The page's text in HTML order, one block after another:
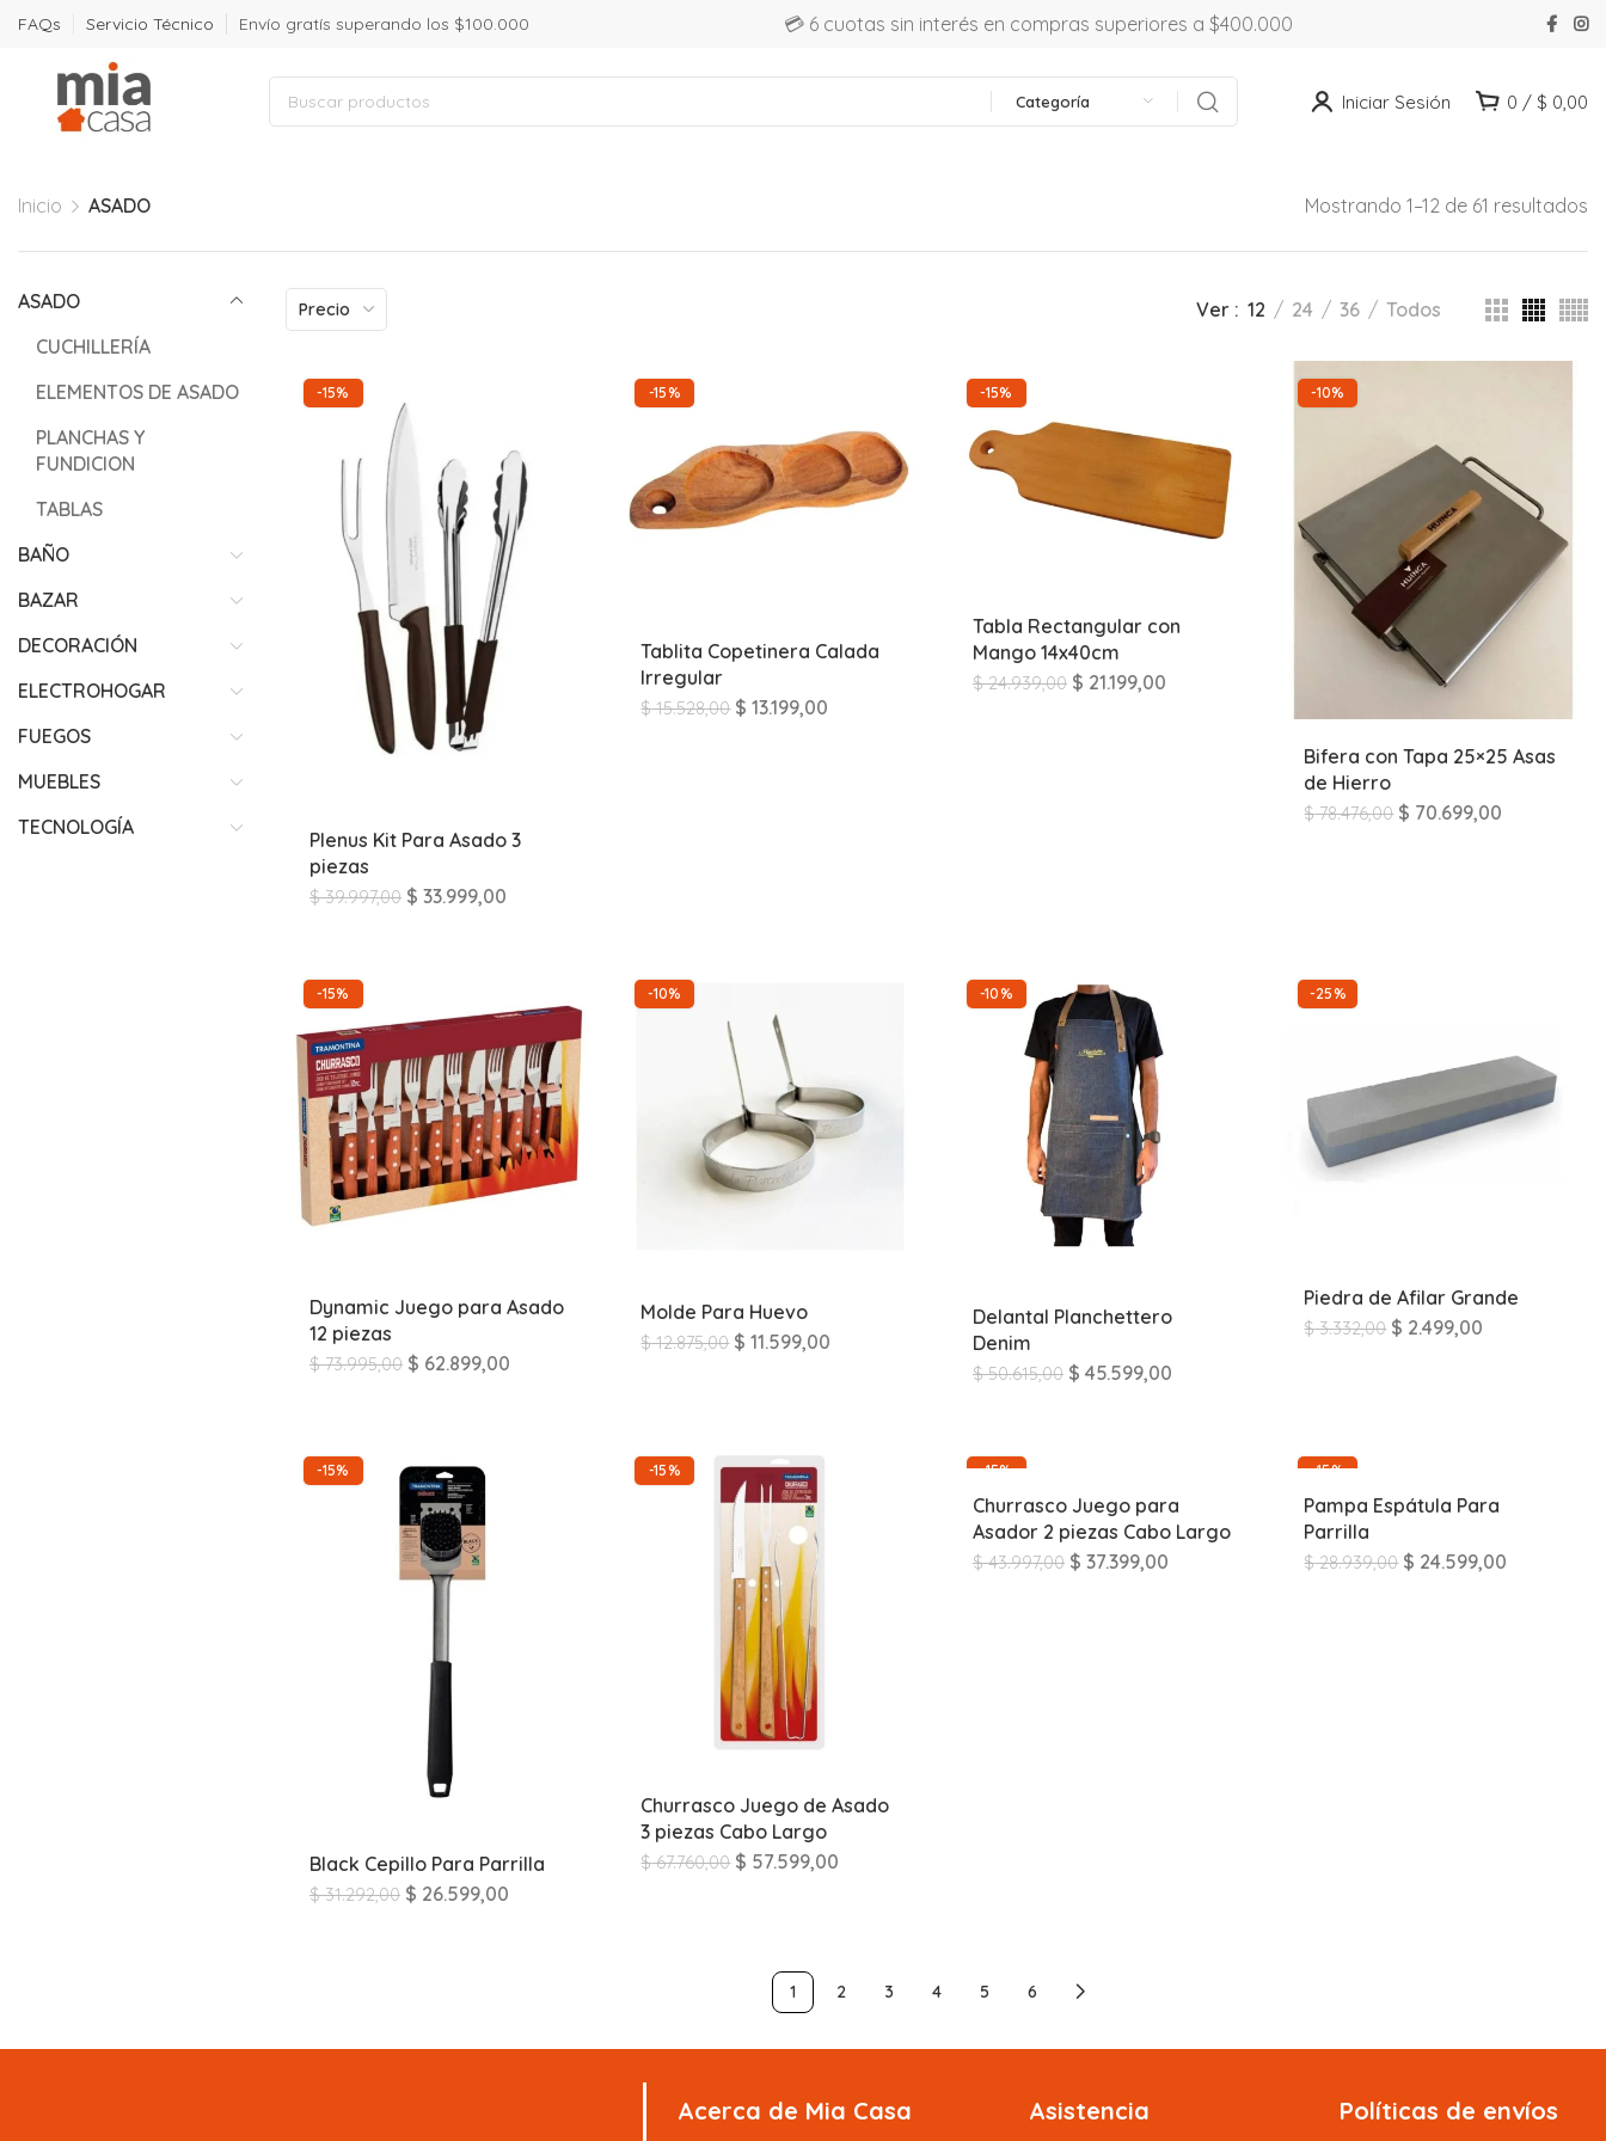
FAQs Servicio Técnico Envío gratís superando los $100.000 💳 6 cuotas sin interés en compras superiores a $400.000
Categoría Iniciar Sesión 0 / $ 0,00
Inicio ASADO Mostrando 1–12 de 61 resultados
ASADO
CUCHILLERÍA
ELEMENTOS DE ASADO
PLANCHAS Y
FUNDICION
TABLAS
BAÑO
BAZAR
DECORACIÓN
ELECTROHOGAR
FUEGOS
MUEBLES
TECNOLOGÍA
Precio Ver 12 24 36 Todos
-15%
Plenus Kit Para Asado 3
piezas
$39.997,00 $ 33.999,00
-15%
Tablita Copetinera Calada
Irregular
$15.528,00 $ 13.199,00
-15%
Tabla Rectangular con
Mango 14x40cm
$24.939,00 $ 21.199,00
-10%
Bifera con Tapa 25×25 Asas
de Hierro
$78.476,00 $ 70.699,00
-15%
Dynamic Juego para Asado
12 piezas
$73.995,00 $ 62.899,00
-10%
Molde Para Huevo
$12.875,00 $ 11.599,00
-10%
Delantal Planchettero
Denim
$50.615,00 $ 45.599,00
-25%
Piedra de Afilar Grande
$3.332,00 $ 2.499,00
-15%
Black Cepillo Para Parrilla
$31.292,00 $ 26.599,00
-15%
Churrasco Juego de Asado
3 piezas Cabo Largo
$67.760,00 $ 57.599,00
-15%
Churrasco Juego para
Asador 2 piezas Cabo Largo
$43.997,00 $ 37.399,00
-15%
Pampa Espátula Para
Parrilla
$28.939,00 $ 24.599,00
1 2 3 4 5 6
Acerca de Mia Casa Asistencia Políticas de envíos